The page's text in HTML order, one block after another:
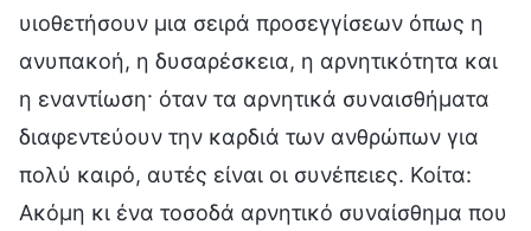
υιοθετήσουν μια σειρά προσεγγίσεων όπως η
ανυπακοή, η δυσαρέσκεια, η αρνητικότητα και
η εναντίωση· όταν τα αρνητικά συναισθήματα
διαφεντεύουν την καρδιά των ανθρώπων για
πολύ καιρό, αυτές είναι οι συνέπειες. Κοίτα:
Ακόμη κι ένα τοσοδά αρνητικό συναίσθημα που